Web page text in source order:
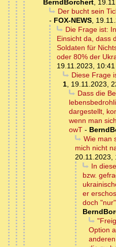
BerndBorchert,
Der bucht sein
- FOX-NEWS,
Die Frage ist:
Einsicht da, dass
Soldaten für
oder 80% der
19.11.2023, 10:41
Diese Frage
1, 19.11.2023,
Dass die
dargestellt,
wenn man
owT -
Wie man
mich nicht
20.11.2023,
In
bzw.
er
doch
Option